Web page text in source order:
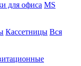
для офиса MS
Кассетницы Вся